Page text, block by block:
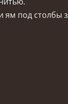
под столбы